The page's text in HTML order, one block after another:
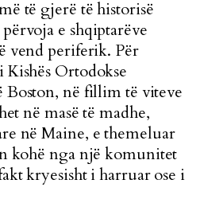
të gjerë të historisë
e shqiptarëve
vend periferik. Për
Ortodokse
Boston, në fillim të viteve
në masë të madhe,
në Maine, e themeluar
kohë nga një komunitet
kryesisht i harruar ose i